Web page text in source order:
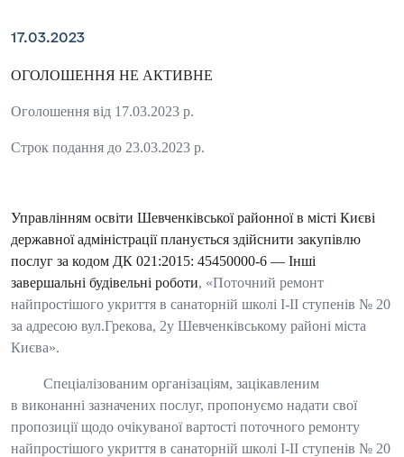
17.03.2023
ОГОЛОШЕННЯ НЕ АКТИВНЕ
Оголошення від 17.03.2023 р.
Строк подання до 23.03.2023 р.
Управлінням освіти Шевченківської районної в місті Києві
державної адміністраціїпланується здійснити закупівлю
послуг за кодом ДК 021:2015: 45450000-6 — Інші
завершальні будівельні роботи, «Поточний ремонт
найпростішого укриття в санаторній школі І-ІІ ступенів № 20
за адресою вул.Грекова, 2у Шевченківському районі міста
Києва».
Спеціалізованим організаціям, зацікавленим
в виконанні зазначених послуг, пропонуємо надати свої
пропозиції щодо очікуваної вартості поточного ремонту
найпростішого укриття в санаторній школі І-ІІ ступенів № 20